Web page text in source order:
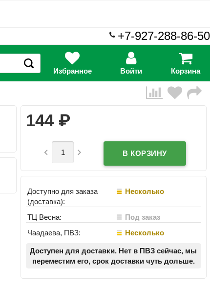
+7-927-288-86-50
Избранное Войти Корзина
144 ₽
 
Доступно для заказа
(доставка):
Несколько
ТЦ Весна:
Под заказ
Чаадаева, ПВЗ:
Несколько
Доступен для доставки. Нет в ПВЗ сейчас, мы
переместим его, срок доставки чуть дольше.